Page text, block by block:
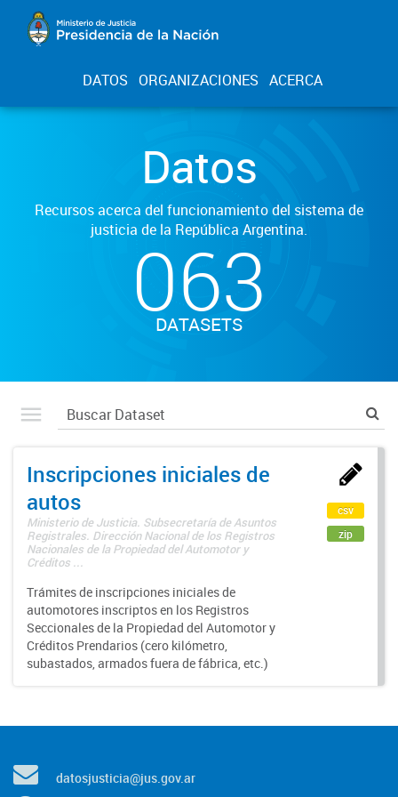
DATOS ORGANIZACIONES ACERCA
Datos
Recursos acerca del funcionamiento del sistema de
justicia de la República Argentina.
063
DATASETS
Inscripciones iniciales de
autos
Ministerio de Justicia. Subsecretaría de Asuntos
Registrales. Dirección Nacional de los Registros
Nacionales de la Propiedad del Automotor y
Créditos ...
Trámites de inscripciones iniciales de
automotores inscriptos en los Registros
Seccionales de la Propiedad del Automotor y
Créditos Prendarios (cero kilómetro,
subastados, armados fuera de fábrica, etc.)
csv
zip
datosjusticia@jus.gov.ar